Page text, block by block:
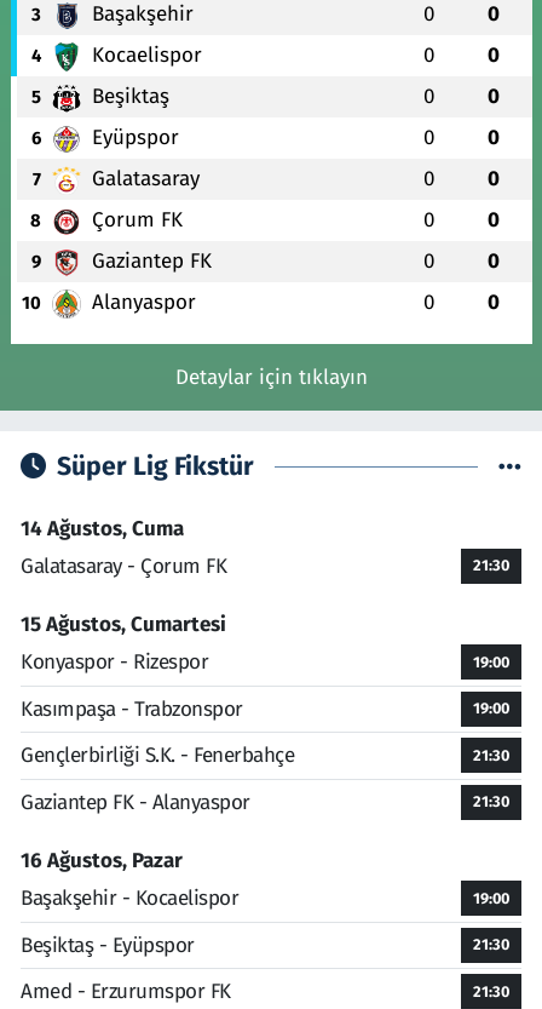
3 Başakşehir 0 0
4 Kocaelispor 0 0
5 Beşiktaş 0 0
6 Eyüpspor 0 0
7 Galatasaray 0 0
8 Çorum FK 0 0
9 Gaziantep FK 0 0
10 Alanyaspor 0 0
Detaylar için tıklayın
Süper Lig Fikstür
14 Ağustos, Cuma
Galatasaray - Çorum FK
21:30
15 Ağustos, Cumartesi
Konyaspor - Rizespor
19:00
Kasımpaşa - Trabzonspor 19:00
Gençlerbirliği S.K. - Fenerbahçe 21:30
Gaziantep FK - Alanyaspor 21:30
16 Ağustos, Pazar
Başakşehir - Kocaelispor
19:00
Beşiktaş - Eyüpspor 21:30
Amed - Erzurumspor FK 21:30